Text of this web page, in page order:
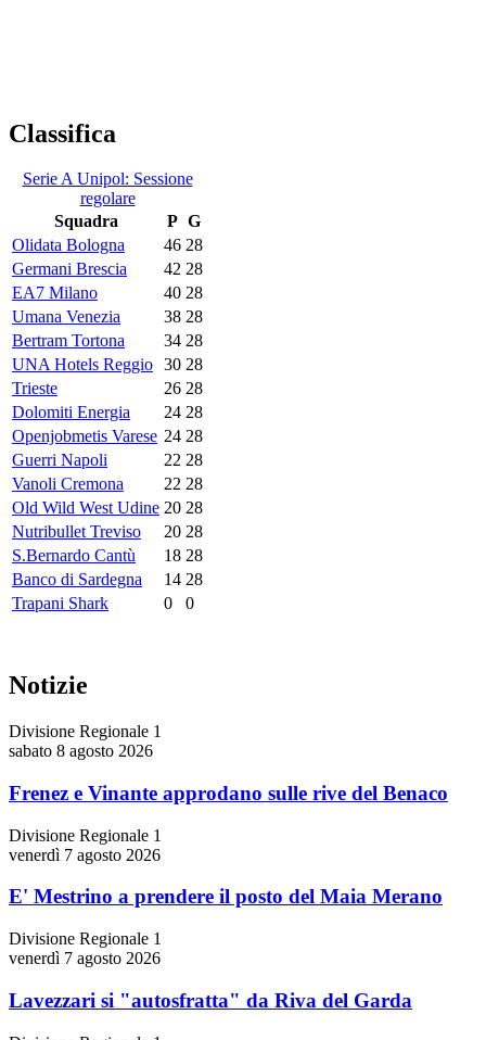
Classifica
Serie A Unipol: Sessione
regolare
Squadra
P G
Olidata Bologna
46 28
Germani Brescia
42 28
EA7 Milano
40 28
Umana Venezia
38 28
Bertram Tortona
34 28
UNA Hotels Reggio 30 28
Trieste
26 28
Dolomiti Energia
24 28
Openjobmetis Varese 24 28
Guerri Napoli
22 28
Vanoli Cremona
22 28
Old Wild West Udine 20 28
Nutribullet Treviso
20 28
S.Bernardo Cantù
18 28
Banco di Sardegna
14 28
Trapani Shark
0 0
Notizie
Divisione Regionale 1
sabato 8 agosto 2026
Frenez e Vinante approdano sulle rive del Benaco
Divisione Regionale 1
venerdì 7 agosto 2026
E' Mestrino a prendere il posto del Maia Merano
Divisione Regionale 1
venerdì 7 agosto 2026
Lavezzari si "autosfratta" da Riva del Garda